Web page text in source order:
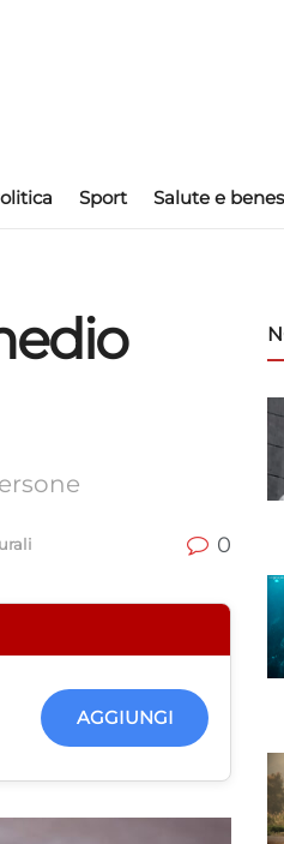
Sport Salute e
0
AGGIUNGI